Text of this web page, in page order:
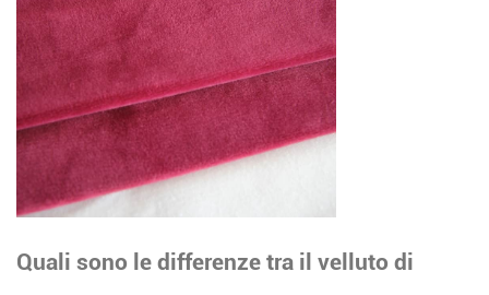
Quali sono le differenze tra il velluto di